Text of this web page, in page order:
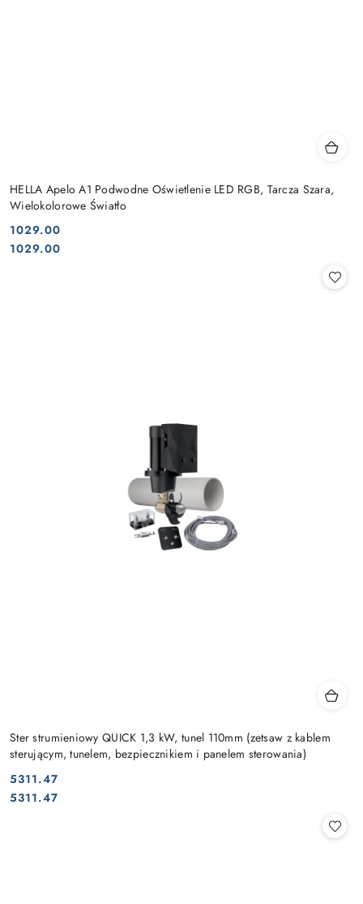
HELLA Apelo A1 Podwodne Oświetlenie LED RGB, Tarcza Szara,
Wielokolorowe Światło
Cena:
1029.00
Cena:
1029.00
Ster strumieniowy QUICK 1,3 kW, tunel 110mm (zetsaw z kablem
sterującym, tunelem, bezpiecznikiem i panelem sterowania)
Cena:
5311.47
Cena:
5311.47